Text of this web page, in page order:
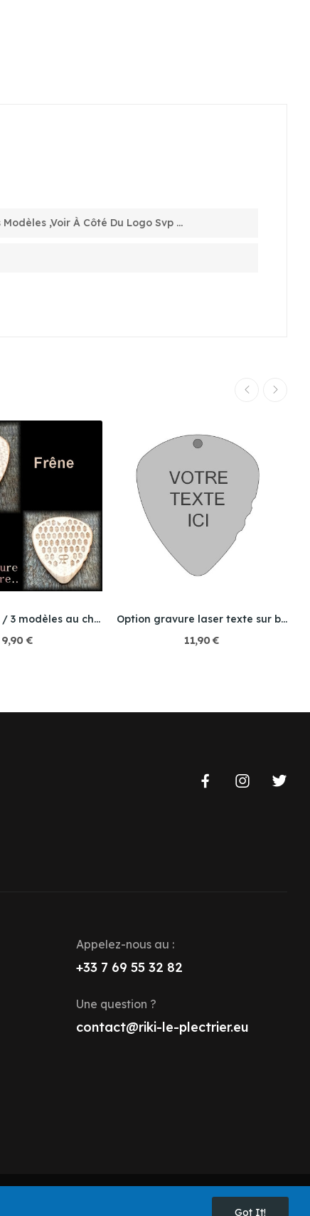
,voir À Côté Du Logo Svp ...
1X Bois Frêne / 3 modèles au choix
9,90 €
Option gravure laser texte sur bois
11,90 €
Appelez-nous au :
+33 7 69 55 32 82
Une question ?
contact@riki-le-plectrier.eu
Got It!